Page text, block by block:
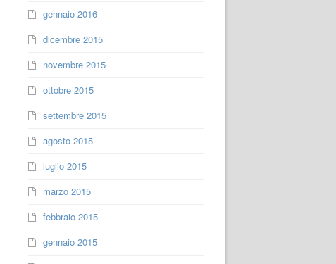
gennaio 2016
dicembre 2015
novembre 2015
ottobre 2015
settembre 2015
agosto 2015
luglio 2015
marzo 2015
febbraio 2015
gennaio 2015